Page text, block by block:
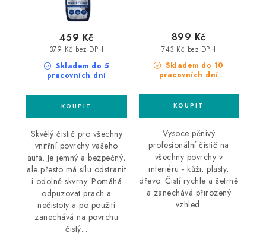
Skladem do 5
pracovních dní
379 Kč bez DPH
459 Kč
Skvělý čistič pro všechny
vnitřní povrchy vašeho
auta. Je jemný a bezpečný,
ale přesto má sílu odstranit
i odolné skvrny. Pomáhá
odpuzovat prach a
nečistoty a po použití
zanechává na povrchu
čistý...
Skladem do 10
pracovních dní
743 Kč bez DPH
899 Kč
Vysoce pěnivý
profesionální čistič na
všechny povrchy v
interiéru - kůži, plasty,
dřevo. Čistí rychle a šetrně
a zanechává přirozený
vzhled.